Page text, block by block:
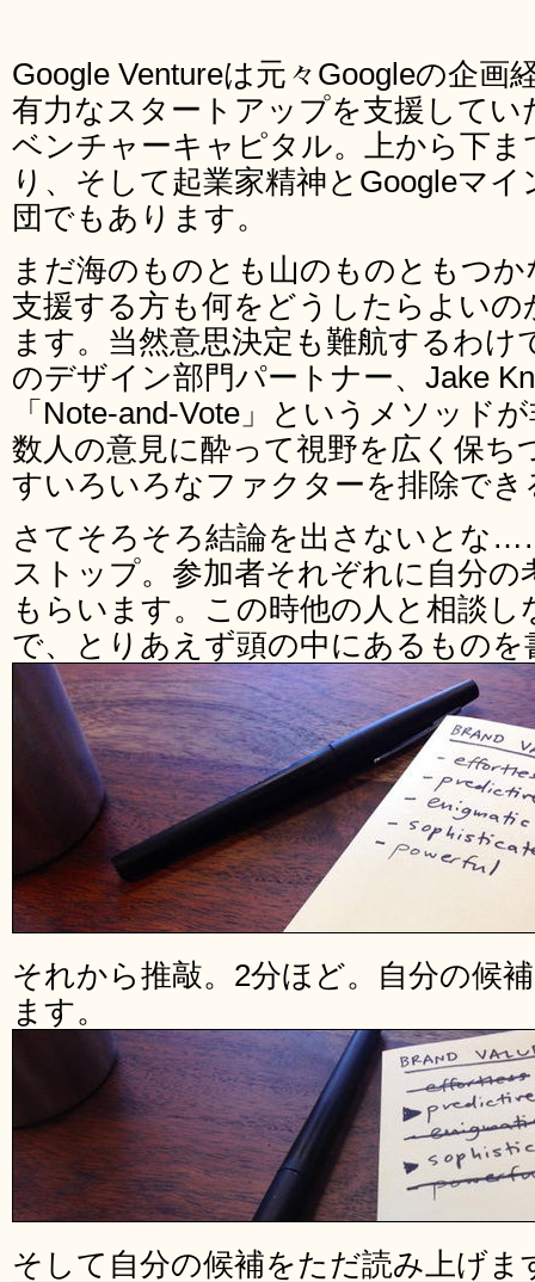
Google Ventureは元々Googleの企画
有力なスタートアップを支援して
ベンチャーキャピタル。上から下ま
り、そして起業家精神とGoogleマ
団でもあります。
まだ海のものとも山のものともつ
支援する方も何をどうしたらよい
ます。当然意思決定も難航するわけ
のデザイン部門パートナー、Jake
「Note-and-Vote」というメソッド
数人の意見に酔って視野を広く保ち
すいろいろなファクターを排除で
さてそろそろ結論を出さないとな
ストップ。参加者それぞれに自分
もらいます。この時他の人と相談
で、とりあえず頭の中にあるものを
それから推敲。2分ほど。自分の候
ます。
そして自分の候補をただ読み上げま